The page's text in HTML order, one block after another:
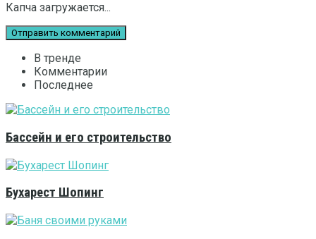
Капча загружается...
В тренде
Комментарии
Последнее
Бассейн и его строительство
Бухарест Шопинг